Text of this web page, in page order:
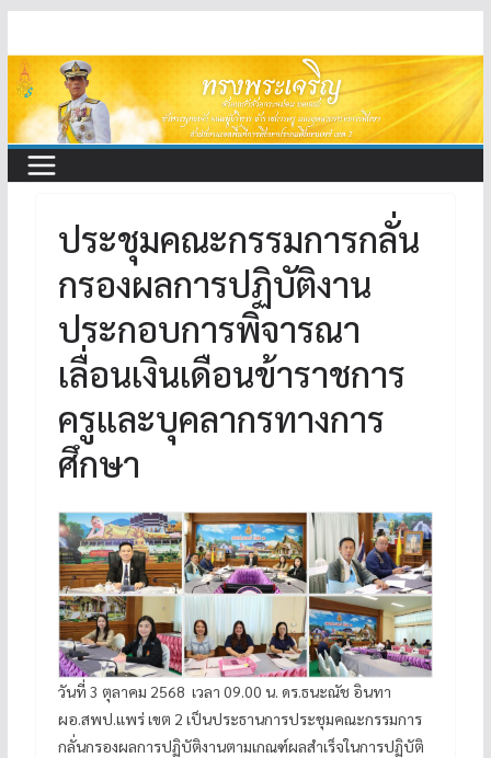
to
content
ประชุมคณะกรรมการกลั่น
กรองผลการปฏิบัติงาน
ประกอบการพิจารณา
เลื่อนเงินเดือนข้าราชการ
ครูและบุคลากรทางการ
ศึกษา
วันที่ 3 ตุลาคม 2568 เวลา 09.00 น. ดร.ธนะณัช อินทา
ผอ.สพป.แพร่ เขต 2 เป็นประธานการประชุมคณะกรรมการ
กลั่นกรองผลการปฏิบัติงานตามเกณฑ์ผลสำเร็จในการปฏิบัติ